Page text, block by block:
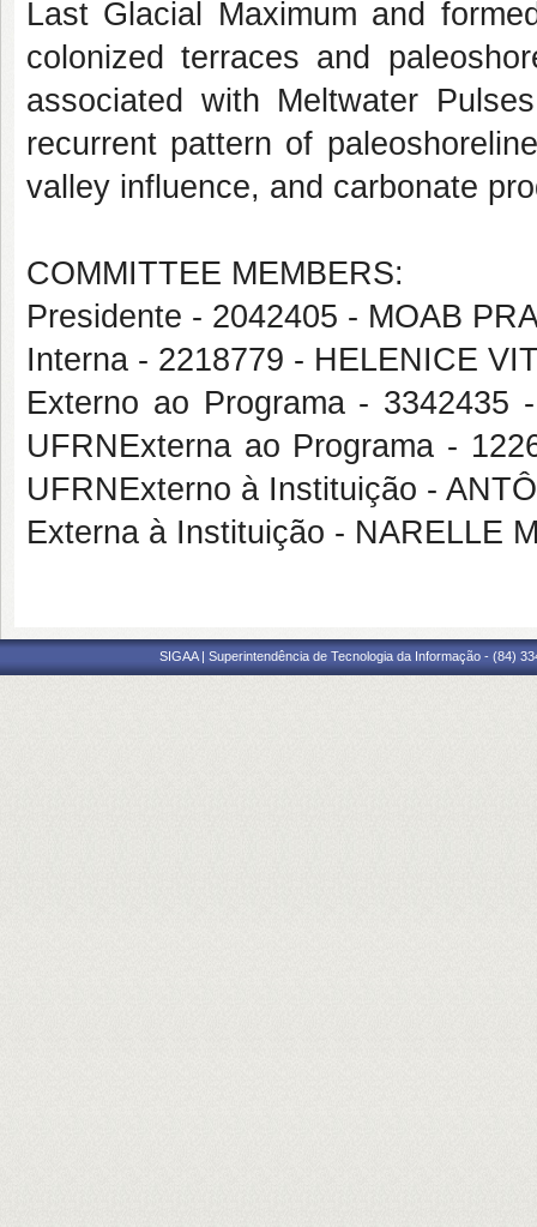
Last Glacial Maximum and
colonized terraces and
associated with Meltwater
recurrent pattern of
valley influence, and carbonate
COMMITTEE MEMBERS:
Presidente - 2042405 - MOAB
Interna - 2218779 - HELENICE
Externo ao Programa - 3342435
UFRNExterna ao Programa -
UFRNExterno à Instituição -
Externa à Instituição - NARELLE
SIGAA | Superintendência de Tecnologia da Informação - (84)